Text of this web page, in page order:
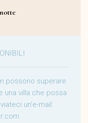
possono superare
una villa che possa
un'e-mail: